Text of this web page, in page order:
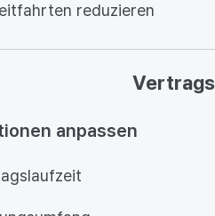
reduzieren
anpassen